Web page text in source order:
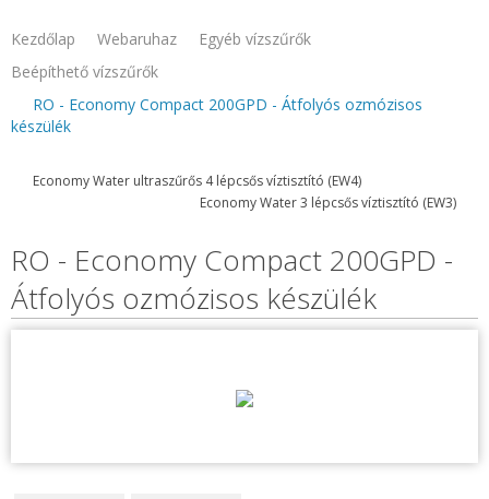
Kezdőlap Webaruhaz
Egyéb vízszűrők
Beépíthető vízszűrők
RO - Economy Compact 200GPD - Átfolyós ozmózisos
készülék
Economy Water ultraszűrős 4 lépcsős víztisztító (EW4)
Economy Water 3 lépcsős víztisztító (EW3)
RO - Economy Compact 200GPD -
Átfolyós ozmózisos készülék